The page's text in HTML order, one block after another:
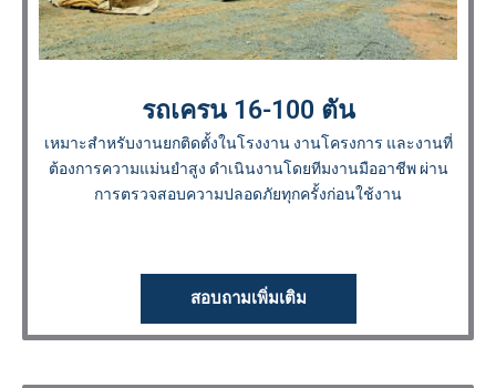
รถเครน 16-100 ตัน
เหมาะสำหรับงานยกติดตั้งในโรงงาน งานโครงการ และงานที่
ต้องการความแม่นยำสูง ดำเนินงานโดยทีมงานมืออาชีพ ผ่าน
การตรวจสอบความปลอดภัยทุกครั้งก่อนใช้งาน
สอบถามเพิ่มเติม